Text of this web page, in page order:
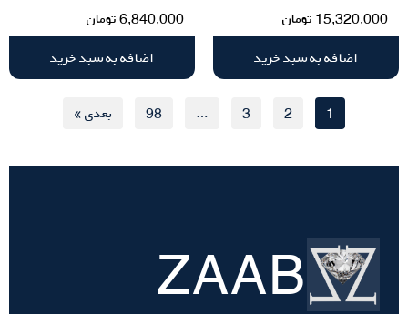
15,320,000 تومان
اضافه به سبد خرید
6,840,000تومان
اضافه به سبد خرید
1
2
3
…
98 بعدی »
تسویه
حساب
ZAAB